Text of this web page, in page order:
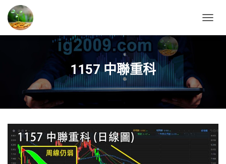
O
A
O
1157 中聯重科